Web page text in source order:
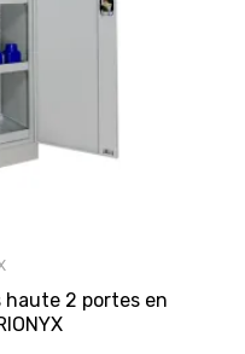
2 portes en